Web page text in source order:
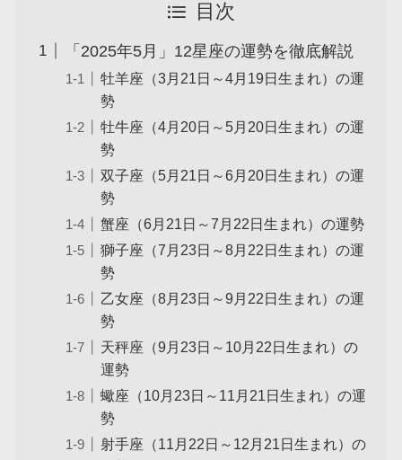
目次
「2025年5月」12星座の運勢を徹底解説
牡羊座（3月21日～4月19日生まれ）の運
勢
牡牛座（4月20日～5月20日生まれ）の運
勢
双子座（5月21日～6月20日生まれ）の運
勢
蟹座（6月21日～7月22日生まれ）の運勢
獅子座（7月23日～8月22日生まれ）の運
勢
乙女座（8月23日～9月22日生まれ）の運
勢
天秤座（9月23日～10月22日生まれ）の
運勢
蠍座（10月23日～11月21日生まれ）の運
勢
射手座（11月22日～12月21日生まれ）の